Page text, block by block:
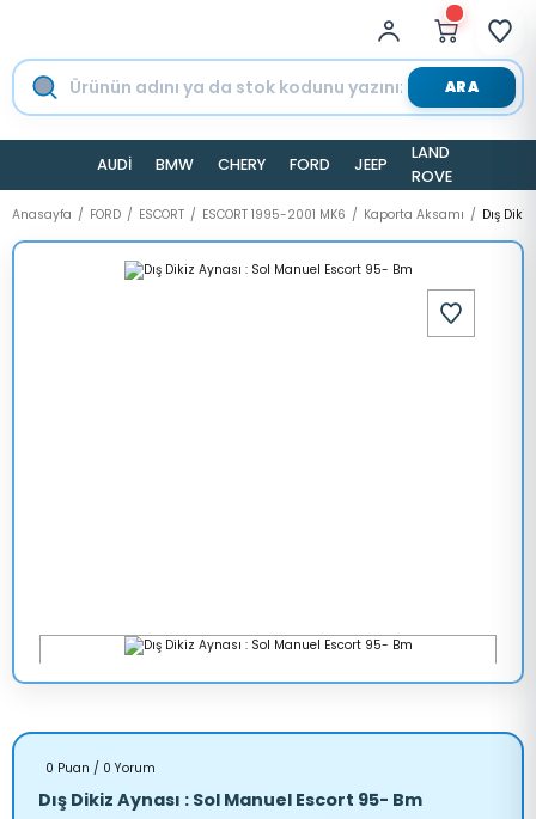
ARA
AUDİ BMW CHERY FORD JEEP
LAND
ROVER
Anasayfa FORD ESCORT ESCORT 1995-2001 MK6 Kaporta Aksamı Dış
0 Puan / 0 Yorum
Dış Dikiz Aynası : Sol Manuel Escort 95- Bm